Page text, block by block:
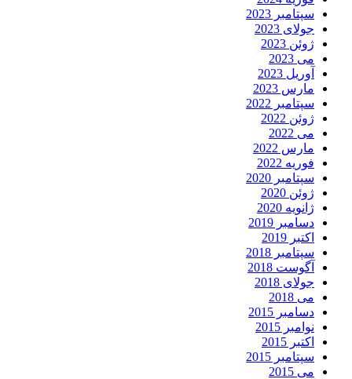
سپتامبر 2023
جولای 2023
ژوئن 2023
می 2023
آوریل 2023
مارس 2023
سپتامبر 2022
ژوئن 2022
می 2022
مارس 2022
فوریه 2022
سپتامبر 2020
ژوئن 2020
ژانویه 2020
دسامبر 2019
اکتبر 2019
سپتامبر 2018
آگوست 2018
جولای 2018
می 2018
دسامبر 2015
نوامبر 2015
اکتبر 2015
سپتامبر 2015
می 2015